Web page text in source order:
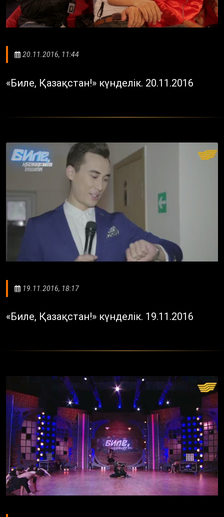
20.11.2016, 11:44
«Биле, Қазақстан!» күнделік. 20.11.2016
19.11.2016, 18:17
«Биле, Қазақстан!» күнделік. 19.11.2016